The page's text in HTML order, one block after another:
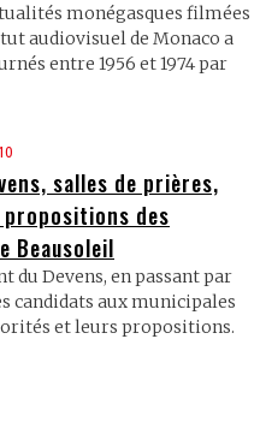
monégasques filmées
audiovisuel de Monaco a
entre 1956 et 1974 par
salles de prières,
propositions des
Beausoleil
du Devens, en passant par
candidats aux municipales
et leurs propositions.